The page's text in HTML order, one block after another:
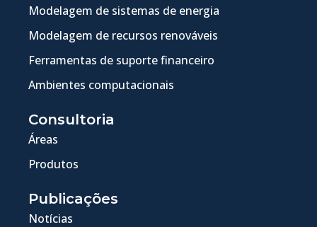
Modelagem de sistemas de energia
Modelagem de recursos renováveis
Ferramentas de suporte financeiro
Ambientes computacionais
Consultoria
Áreas
Produtos
Publicações
Notícias